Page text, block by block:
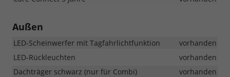
Außen
LED-Scheinwerfer mit Tagfahrlichtfunktion
vorhanden
LED-Rückleuchten
vorhanden
Dachträger schwarz (nur für Combi)
vorhanden